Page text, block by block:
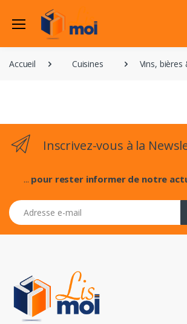
Accueil Cuisines Vins, bières
Inscrivez-vous à la
... pour rester informer de notre
Adresse e-mail